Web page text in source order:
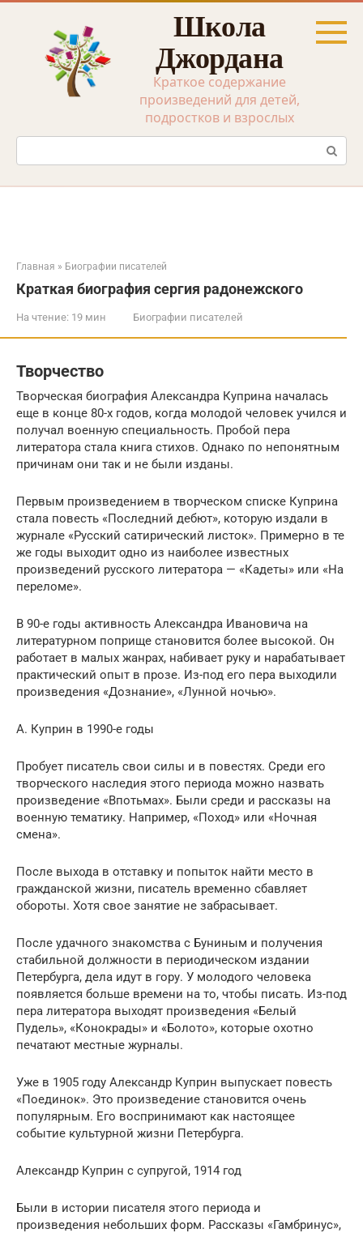
Перейти
Школа
Джордана
Краткое содержание
произведений для детей,
подростков и взрослых
Поиск:
Главная » Биографии писателей
Краткая биография сергия радонежского
На чтение: 19 мин Биографии писателей
Творчество
Творческая биография Александра Куприна началась
еще в конце 80-х годов, когда молодой человек учился и
получал военную специальность. Пробой пера
литератора стала книга стихов. Однако по непонятным
причинам они так и не были изданы.
Первым произведением в творческом списке Куприна
стала повесть «Последний дебют», которую издали в
журнале «Русский сатирический листок». Примерно в те
же годы выходит одно из наиболее известных
произведений русского литератора — «Кадеты» или «На
переломе».
В 90-е годы активность Александра Ивановича на
литературном поприще становится более высокой. Он
работает в малых жанрах, набивает руку и нарабатывает
практический опыт в прозе. Из-под его пера выходили
произведения «Дознание», «Лунной ночью».
А. Куприн в 1990-е годы
Пробует писатель свои силы и в повестях. Среди его
творческого наследия этого периода можно назвать
произведение «Впотьмах». Были среди и рассказы на
военную тематику. Например, «Поход» или «Ночная
смена».
После выхода в отставку и попыток найти место в
гражданской жизни, писатель временно сбавляет
обороты. Хотя свое занятие не забрасывает.
После удачного знакомства с Буниным и получения
стабильной должности в периодическом издании
Петербурга, дела идут в гору. У молодого человека
появляется больше времени на то, чтобы писать. Из-под
пера литератора выходят произведения «Белый
Пудель», «Конокрады» и «Болото», которые охотно
печатают местные журналы.
Уже в 1905 году Александр Куприн выпускает повесть
«Поединок». Это произведение становится очень
популярным. Его воспринимают как настоящее
событие культурной жизни Петербурга.
Александр Куприн с супругой, 1914 год
Были в истории писателя этого периода и
произведения небольших форм. Рассказы «Гамбринус»,